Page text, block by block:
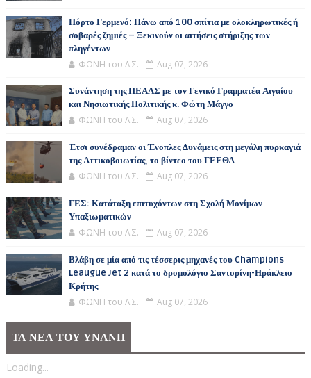
Πόρτο Γερμενό: Πάνω από 100 σπίτια με ολοκληρωτικές ή
σοβαρές ζημιές – Ξεκινούν οι αιτήσεις στήριξης των
πληγέντων
ΦΩΝΗ του Λ.Σ. Aug 07, 2026
Συνάντηση της ΠΕΑΛΣ με τον Γενικό Γραμματέα Αιγαίου
και Νησιωτικής Πολιτικής κ. Φώτη Μάγγο
ΦΩΝΗ του Λ.Σ. Aug 07, 2026
Έτσι συνέδραμαν οι Ένοπλες Δυνάμεις στη μεγάλη πυρκαγιά
της Αττικοβοιωτίας, το βίντεο του ΓΕΕΘΑ
ΦΩΝΗ του Λ.Σ. Aug 07, 2026
ΓΕΣ: Κατάταξη επιτυχόντων στη Σχολή Μονίμων
Υπαξιωματικών
ΦΩΝΗ του Λ.Σ. Aug 07, 2026
Βλάβη σε μία από τις τέσσερις μηχανές του Champions
Leaugue Jet 2 κατά το δρομολόγιο Σαντορίνη-Ηράκλειο
Κρήτης
ΦΩΝΗ του Λ.Σ. Aug 07, 2026
ΤΑ ΝΕΑ ΤΟΥ ΥΝΑΝΠ
Loading...